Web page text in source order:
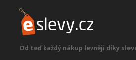
Od teď každý nákup levněji díky